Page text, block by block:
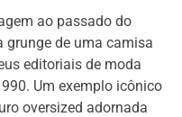
ao passado do
de uma camisa
editoriais de moda
Um exemplo icônico
oversized adornada